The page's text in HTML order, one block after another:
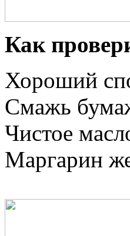
Как
Хороший
Смажь
Чистое
Маргарин